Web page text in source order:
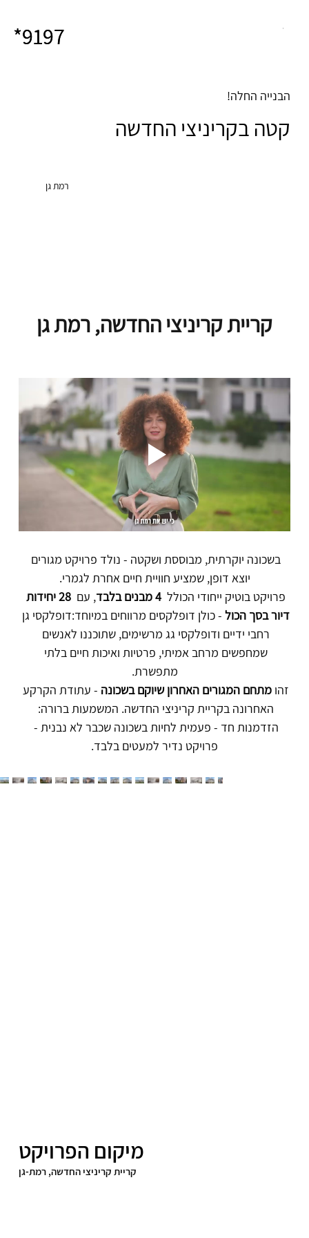
9197*
9197*
הבנייה החלה!
קטה בקריניצי החדשה
רמת גן
קריית קריניצי החדשה, רמת גן
בשכונה יוקרתית, מבוססת ושקטה - נולד פרויקט מגורים
יוצא דופן, שמציע חוויית חיים אחרת לגמרי.
פרויקט בוטיק ייחודי הכולל
, עם
28 יחידות
דיור בסך הכול - כולן דופלקסים מרווחים במיוחד:דופלקסי גן
רחבי ידיים ודופלקסי גג מרשימים, שתוכננו לאנשים
שמחפשים מרחב אמיתי, פרטיות ואיכות חיים בלתי
מתפשרת.
זהו מתחם המגורים האחרון שיוקם בשכונה - עתודת הקרקע
האחרונה בקריית קריניצי החדשה. המשמעות ברורה:
הזדמנות חד - פעמית לחיות בשכונה שכבר לא נבנית -
פרויקט נדיר למעטים בלבד.
קריית קריניצי החדשה, רמת-גן
מיקום הפרויקט